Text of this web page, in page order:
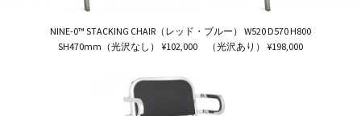
NINE-0™ STACKING CHAIR（レッド・ブルー） W520 D570 H800
SH470mm（光沢なし） ¥102,000 （光沢あり） ¥198,000